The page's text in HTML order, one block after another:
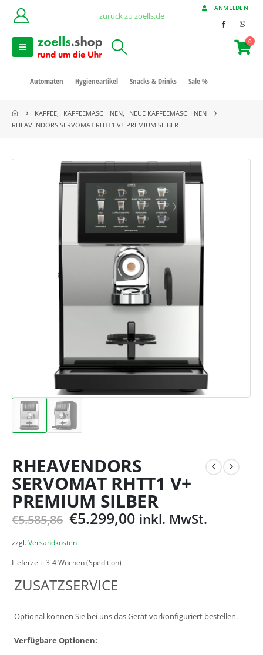
zurück zu zoells.de
ANMELDEN
0
Automaten Hygieneartikel Snacks & Drinks Sale %
KAFFEE, KAFFEEMASCHINEN,
NEUE KAFFEEMASCHINEN
RHEAVENDORS SERVOMAT RHTT1 V+ PREMIUM SILBER
RHEAVENDORS
SERVOMAT RHTT1 V+
PREMIUM SILBER
€5.585,86 €5.299,00 inkl. MwSt.
zzgl.Versandkosten
Lieferzeit:3-4 Wochen (Spedition)
ZUSATZSERVICE
Optional können Sie bei uns das Gerät vorkonfiguriert bestellen.
Verfügbare Optionen: